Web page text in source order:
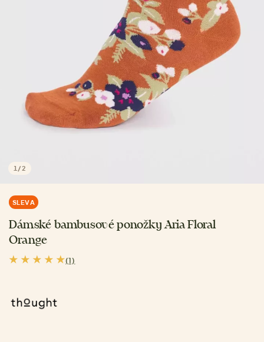
1 /2
SLEVA
Dámské bambusové ponožky Aria Floral
Orange
(1)